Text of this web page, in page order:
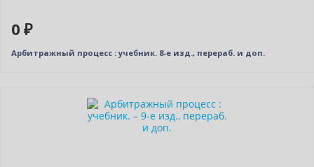
0 ₽
Арбитражный процесс : учебник. 8-е изд., перераб. и доп.